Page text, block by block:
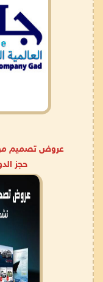
عروض تصميم
حجز